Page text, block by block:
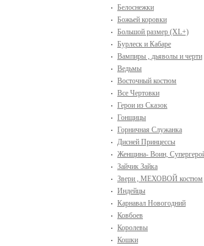
Белоснежки
Божьей коровки
Большой размер (XL+)
Бурлеск и Кабаре
Вампиры , дьяволы и черти
Ведьмы
Восточный костюм
Все Чертовки
Герои из Сказок
Гонщицы
Горничная Служанка
Дисней Принцессы
Женщина- Воин,
Зайчик Зайка
Звери , МЕХОВОЙ костюм
Индейцы
Карнавал Новогодний
Ковбоев
Королевы
Кошки